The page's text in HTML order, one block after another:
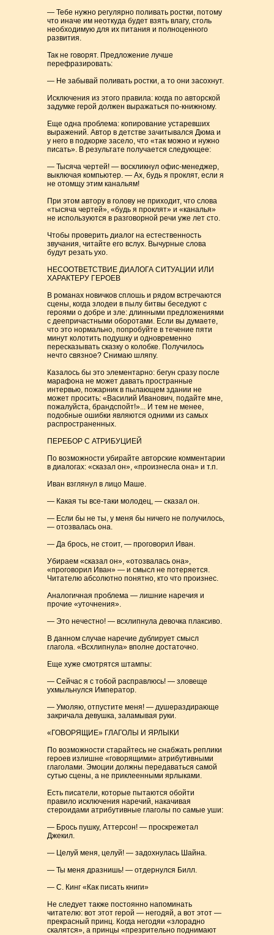
— Тебе нужно регулярно поливать ростки, потому
что иначе им неоткуда будет взять влагу, столь
необходимую для их питания и полноценного
развития.
Так не говорят. Предложение лучше
перефразировать:
— Не забывай поливать ростки, а то они засохнут.
Исключения из этого правила: когда по авторской
задумке герой должен выражаться по-книжному.
Еще одна проблема: копирование устаревших
выражений. Автор в детстве зачитывался Дюма и
у него в подкорке засело, что «так можно и нужно
писать». В результате получается следующее:
— Тысяча чертей! — воскликнул офис-менеджер,
выключая компьютер. — Ах, будь я проклят, если я
не отомщу этим канальям!
При этом автору в голову не приходит, что слова
«тысяча чертей», «будь я проклят» и «каналья»
не используются в разговорной речи уже лет сто.
Чтобы проверить диалог на естественность
звучания, читайте его вслух. Вычурные слова
будут резать ухо.
НЕСООТВЕТСТВИЕ ДИАЛОГА СИТУАЦИИ ИЛИ
ХАРАКТЕРУ ГЕРОЕВ
В романах новичков сплошь и рядом встречаются
сцены, когда злодеи в пылу битвы беседуют с
героями о добре и зле: длинными предложениями
с деепричастными оборотами. Если вы думаете,
что это нормально, попробуйте в течение пяти
минут колотить подушку и одновременно
пересказывать сказку о колобке. Получилось
нечто связное? Снимаю шляпу.
Казалось бы это элементарно: бегун сразу после
марафона не может давать пространные
интервью, пожарник в пылающем здании не
может просить: «Василий Иванович, подайте мне,
пожалуйста, брандспойт!»... И тем не менее,
подобные ошибки являются одними из самых
распространенных.
ПЕРЕБОР С АТРИБУЦИЕЙ
По возможности убирайте авторские комментарии
в диалогах: «сказал он», «произнесла она» и т.п.
Иван взглянул в лицо Маше.
— Какая ты все-таки молодец, — сказал он.
— Если бы не ты, у меня бы ничего не получилось,
— отозвалась она.
— Да брось, не стоит, — проговорил Иван.
Убираем «сказал он», «отозвалась она»,
«проговорил Иван» — и смысл не потеряется.
Читателю абсолютно понятно, кто что произнес.
Аналогичная проблема — лишние наречия и
прочие «уточнения».
— Это нечестно! — всхлипнула девочка плаксиво.
В данном случае наречие дублирует смысл
глагола. «Всхлипнула» вполне достаточно.
Еще хуже смотрятся штампы:
— Сейчас я с тобой расправлюсь! — зловеще
ухмыльнулся Император.
— Умоляю, отпустите меня! — душераздирающе
закричала девушка, заламывая руки.
«ГОВОРЯЩИЕ» ГЛАГОЛЫ И ЯРЛЫКИ
По возможности старайтесь не снабжать реплики
героев излишне «говорящими» атрибутивными
глаголами. Эмоции должны передаваться самой
сутью сцены, а не приклеенными ярлыками.
Есть писатели, которые пытаются обойти
правило исключения наречий, накачивая
стероидами атрибутивные глаголы по самые уши:
— Брось пушку, Аттерсон! — проскрежетал
Джекил.
— Целуй меня, целуй! — задохнулась Шайна.
— Ты меня дразнишь! — отдернулся Билл.
— С. Кинг «Как писать книги»
Не следует также постоянно напоминать
читателю: вот этот герой — негодяй, а вот этот —
прекрасный принц. Когда негодяи «злорадно
скалятся», а принцы «презрительно поднимают